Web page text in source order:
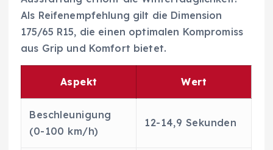
Als Reifenempfehlung gilt die Dimension
175/65 R15, die einen optimalen Kompromiss
aus Grip und Komfort bietet.
Aspekt Wert
Beschleunigung
(0-100 km/h)
12-14,9 Sekunden